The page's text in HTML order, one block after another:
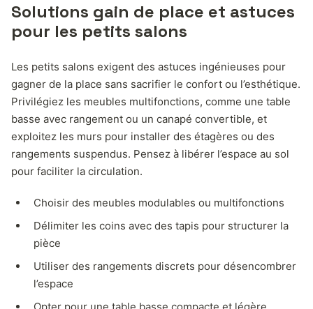
Solutions gain de place et astuces
pour les petits salons
Les petits salons exigent des astuces ingénieuses pour
gagner de la place sans sacrifier le confort ou l’esthétique.
Privilégiez les meubles multifonctions, comme une table
basse avec rangement ou un canapé convertible, et
exploitez les murs pour installer des étagères ou des
rangements suspendus. Pensez à libérer l’espace au sol
pour faciliter la circulation.
Choisir des meubles modulables ou multifonctions
Délimiter les coins avec des tapis pour structurer la
pièce
Utiliser des rangements discrets pour désencombrer
l’espace